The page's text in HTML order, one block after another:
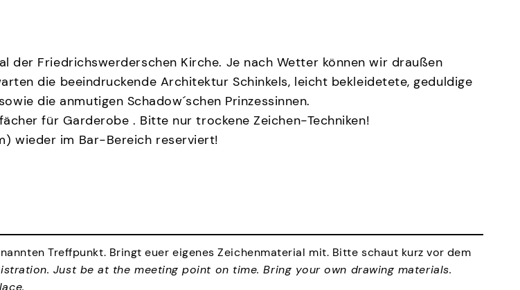
der Friedrichswerderschen Kirche. Je nach Wetter können wir draußen
die beeindruckende Architektur Schinkels, leicht bekleidetete, geduldige
die anmutigen Schadow´schen Prinzessinnen.
für Garderobe . Bitte nur trockene Zeichen-Techniken!
wieder im Bar-Bereich reserviert!
Treffpunkt. Bringt euer eigenes Zeichenmaterial mit. Bitte schaut kurz vor dem
Just be at the meeting point on time. Bring your own drawing materials.